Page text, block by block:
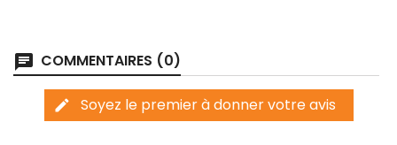
chat COMMENTAIRES (0)
edit Soyez le premier à donner votre avis